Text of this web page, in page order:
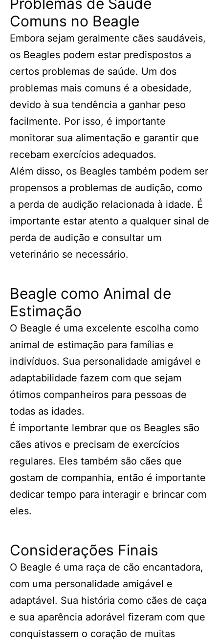
Comuns no Beagle
Embora sejam geralmente cães saudáveis,
os Beagles podem estar predispostos a
certos problemas de saúde. Um dos
problemas mais comuns é a obesidade,
devido à sua tendência a ganhar peso
facilmente. Por isso, é importante
monitorar sua alimentação e garantir que
recebam exercícios adequados.
Além disso, os Beagles também podem ser
propensos a problemas de audição, como
a perda de audição relacionada à idade. É
importante estar atento a qualquer sinal de
perda de audição e consultar um
veterinário se necessário.
Beagle como Animal de
Estimação
O Beagle é uma excelente escolha como
animal de estimação para famílias e
indivíduos. Sua personalidade amigável e
adaptabilidade fazem com que sejam
ótimos companheiros para pessoas de
todas as idades.
É importante lembrar que os Beagles são
cães ativos e precisam de exercícios
regulares. Eles também são cães que
gostam de companhia, então é importante
dedicar tempo para interagir e brincar com
eles.
Considerações Finais
O Beagle é uma raça de cão encantadora,
com uma personalidade amigável e
adaptável. Sua história como cães de caça
e sua aparência adorável fizeram com que
conquistassem o coração de muitas